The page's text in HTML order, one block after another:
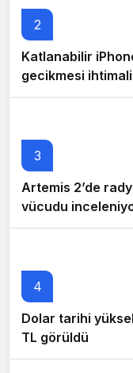
2
Katlanabilir
gecikmesi ihtimali
3
Artemis 2’de
vücudu
4
Dolar tarihi
TL görüldü